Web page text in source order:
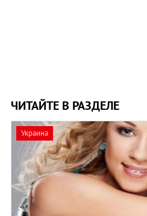
ЧИТАЙТЕ В РАЗДЕЛЕ
Украина